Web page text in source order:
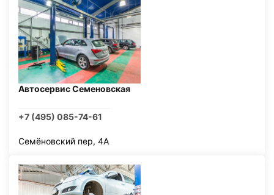
Автосервис Семеновская
+7 (495) 085-74-61
Семёновский пер, 4А